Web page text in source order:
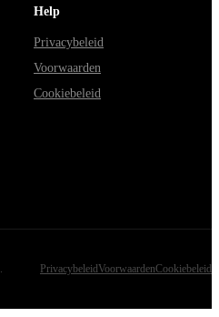
Help
Privacybeleid
Voorwaarden
Cookiebeleid
PrivacybeleidVoorwaardenCookiebeleid